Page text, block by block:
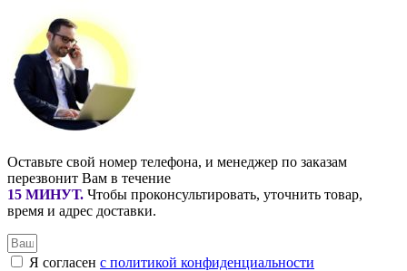
Оставьте свой номер телефона, и менеджер по заказам
перезвонит Вам в течение
15 МИНУТ. Чтобы проконсультировать, уточнить товар,
время и адрес доставки.
Я согласен с политикой конфиденциальности